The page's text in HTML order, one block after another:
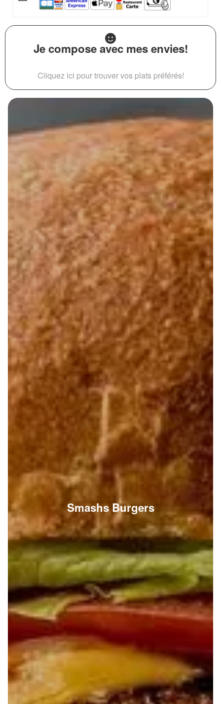
Je compose avec mes envies!
Cliquez ici pour trouver vos plats préférés!
Smashs Burgers